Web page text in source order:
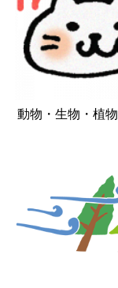
動物・生物・植物